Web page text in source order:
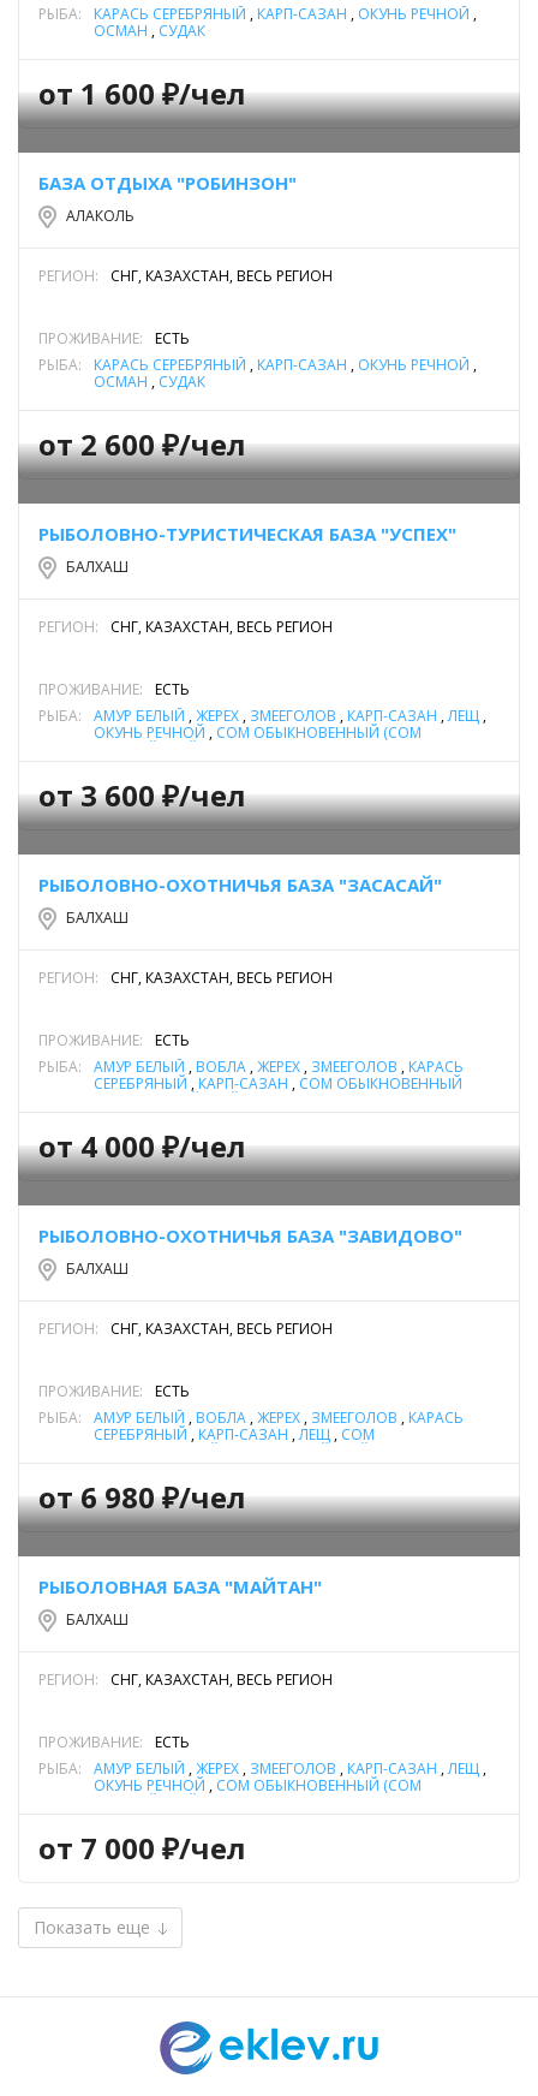
РЫБА: КАРАСЬ СЕРЕБРЯНЫЙ , КАРП-САЗАН , ОКУНЬ РЕЧНОЙ ,
ОСМАН , СУДАК
от 1 600 ₽/чел
БАЗА ОТДЫХА "РОБИНЗОН"
АЛАКОЛЬ
РЕГИОН: СНГ, КАЗАХСТАН, ВЕСЬ РЕГИОН
ПРОЖИВАНИЕ:
ЕСТЬ
РЫБА:
КАРАСЬ СЕРЕБРЯНЫЙ , КАРП-САЗАН , ОКУНЬ РЕЧНОЙ ,
ОСМАН , СУДАК
от 2 600 ₽/чел
РЫБОЛОВНО-ТУРИСТИЧЕСКАЯ БАЗА "УСПЕХ"
БАЛХАШ
РЕГИОН: СНГ, КАЗАХСТАН, ВЕСЬ РЕГИОН
ПРОЖИВАНИЕ:
ЕСТЬ
РЫБА:
АМУР БЕЛЫЙ ,ЖЕРЕХ , ЗМЕЕГОЛОВ , КАРП-САЗАН ,ЛЕЩ ,
ОКУНЬ РЕЧНОЙ , СОМ ОБЫКНОВЕННЫЙ (СОМ
от 3 600 ₽/чел
РЫБОЛОВНО-ОХОТНИЧЬЯ БАЗА "ЗАСАСАЙ"
БАЛХАШ
РЕГИОН: СНГ, КАЗАХСТАН, ВЕСЬ РЕГИОН
ПРОЖИВАНИЕ:
ЕСТЬ
РЫБА:
АМУР БЕЛЫЙ , ВОБЛА ,ЖЕРЕХ , ЗМЕЕГОЛОВ , КАРАСЬ
СЕРЕБРЯНЫЙ , КАРП-САЗАН , СОМ ОБЫКНОВЕННЫЙ
от 4 000 ₽/чел
РЫБОЛОВНО-ОХОТНИЧЬЯ БАЗА "ЗАВИДОВО"
БАЛХАШ
РЕГИОН: СНГ, КАЗАХСТАН, ВЕСЬ РЕГИОН
ПРОЖИВАНИЕ:
ЕСТЬ
РЫБА:
АМУР БЕЛЫЙ , ВОБЛА ,ЖЕРЕХ , ЗМЕЕГОЛОВ , КАРАСЬ
СЕРЕБРЯНЫЙ , КАРП-САЗАН ,ЛЕЩ , СОМ
от 6 980 ₽/чел
РЫБОЛОВНАЯ БАЗА "МАЙТАН"
БАЛХАШ
РЕГИОН: СНГ, КАЗАХСТАН, ВЕСЬ РЕГИОН
ПРОЖИВАНИЕ:
ЕСТЬ
РЫБА:
АМУР БЕЛЫЙ ,ЖЕРЕХ , ЗМЕЕГОЛОВ , КАРП-САЗАН ,ЛЕЩ ,
ОКУНЬ РЕЧНОЙ , СОМ ОБЫКНОВЕННЫЙ (СОМ
от 7 000 ₽/чел
Показать еще